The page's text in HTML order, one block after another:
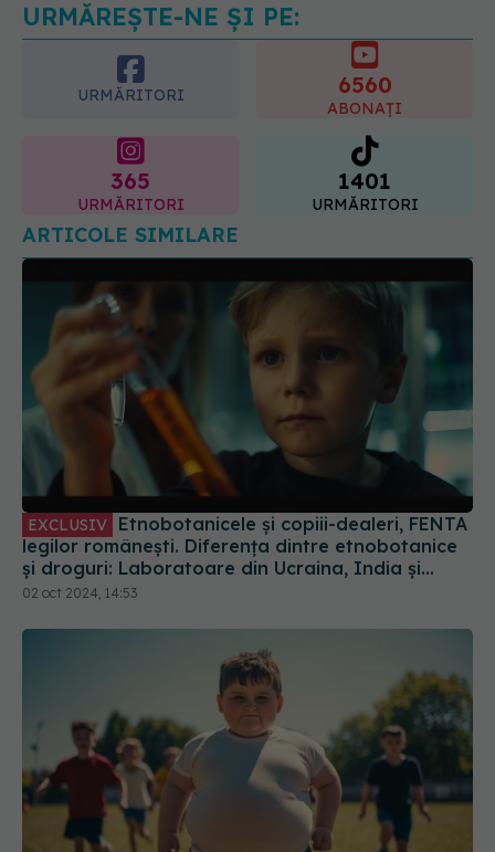
URMĂREȘTE-NE ȘI PE:
URMĂRITORI 6560
ABONAȚI
365
URMĂRITORI
1401
URMĂRITORI
ARTICOLE SIMILARE
EXCLUSIV
legilor românești. Diferența dintre etnobotanice
și droguri: Laboratoare din Ucraina, India și
China primesc comenzi de droguri pentru noi
02 oct 2024, 14:53